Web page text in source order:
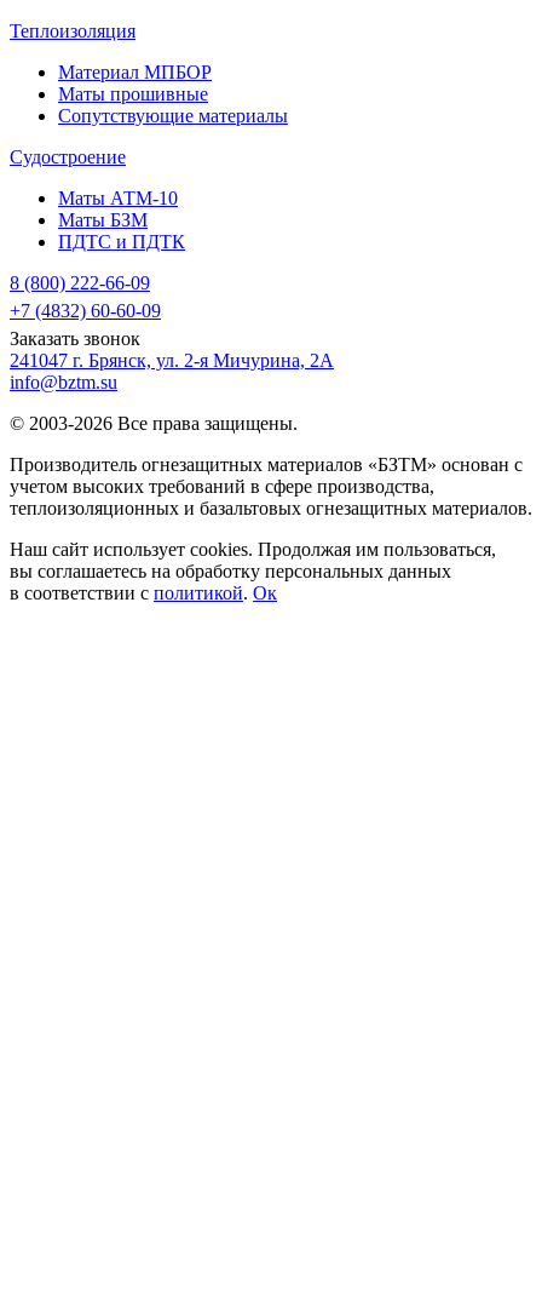
Теплоизоляция
Материал МПБОР
Маты прошивные
Сопутствующие материалы
Судостроение
Маты АТМ-10
Маты БЗМ
ПДТС и ПДТК
8 (800) 222-66-09
+7 (4832) 60-60-09
Заказать звонок
241047 г. Брянск, ул. 2-я Мичурина, 2А
info@bztm.su
© 2003-2026 Все права защищены.
Производитель огнезащитных материалов «БЗТМ» основан с
учетом высоких требований в сфере производства,
теплоизоляционных и базальтовых огнезащитных материалов.
Наш сайт использует cookies. Продолжая им пользоваться,
вы соглашаетесь на обработку персональных данных
в соответствии с политикой. Ок